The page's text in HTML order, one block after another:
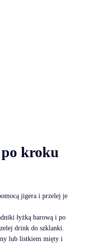
kroku
jigera i przelej je
łyżką barową i po
drink do szklanki.
lub listkiem mięty i